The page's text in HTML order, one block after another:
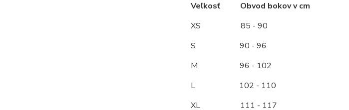
Veľkosť Obvod bokov v cm
XS
85 - 90
S 90 - 96
M
96 - 102
L 102 - 110
XL 111 - 117